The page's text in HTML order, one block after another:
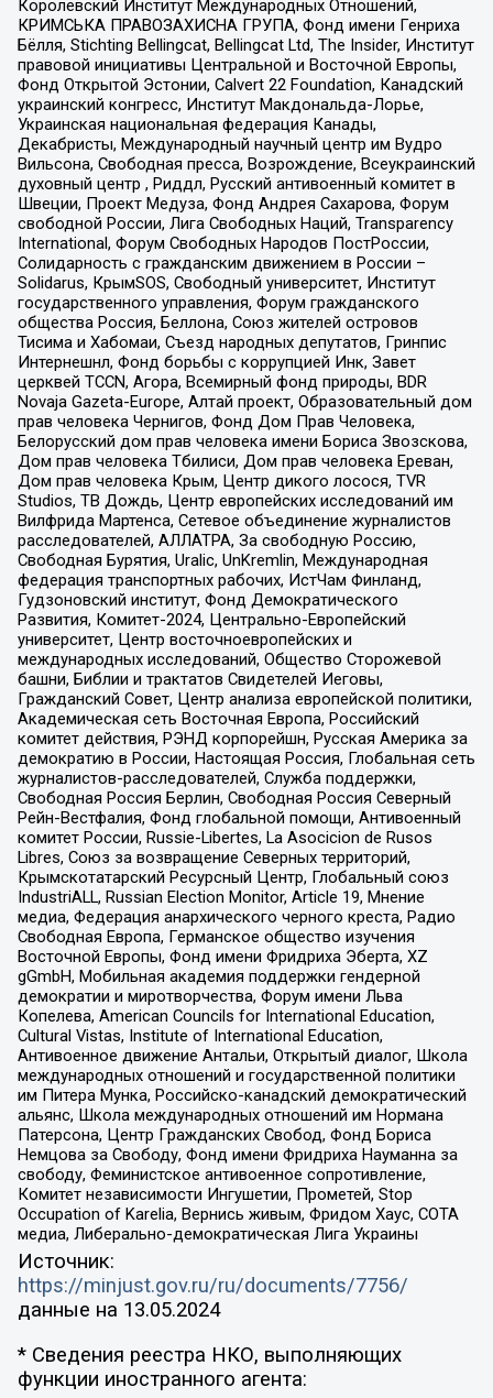
Королевский Институт Международных Отношений,
КРИМСЬКА ПРАВОЗАХИСНА ГРУПА, Фонд имени Генриха
Бёлля, Stichting Bellingcat, Bellingcat Ltd, The Insider, Институт
правовой инициативы Центральной и Восточной Европы,
Фонд Открытой Эстонии, Calvert 22 Foundation, Канадский
украинский конгресс, Институт Макдональда-Лорье,
Украинская национальная федерация Канады,
Декабристы, Международный научный центр им Вудро
Вильсона, Свободная пресса, Возрождение, Всеукраинский
духовный центр , Риддл, Русский антивоенный комитет в
Швеции, Проект Медуза, Фонд Андрея Сахарова, Форум
свободной России, Лига Свободных Наций, Transparеncy
International, Форум Свободных Народов ПостРоссии,
Солидарность с гражданским движением в России –
Solidarus, КрымSOS, Свободный университет, Институт
государственного управления, Форум гражданского
общества Россия, Беллона, Союз жителей островов
Тисима и Хабомаи, Съезд народных депутатов, Гринпис
Интернешнл, Фонд борьбы с коррупцией Инк, Завет
церквей TCCN, Агора, Всемирный фонд природы, BDR
Novaja Gazeta-Europe, Алтай проект, Образовательный дом
прав человека Чернигов, Фонд Дом Прав Человека,
Белорусский дом прав человека имени Бориса Звозскова,
Дом прав человека Тбилиси, Дом прав человека Ереван,
Дом прав человека Крым, Центр дикого лосося, TVR
Studios, ТВ Дождь, Центр европейских исследований им
Вилфрида Мартенса, Сетевое объединение журналистов
расследователей, АЛЛАТРА, За свободную Россию,
Свободная Бурятия, Uralic, UnKremlin, Международная
федерация транспортных рабочих, ИстЧам Финланд,
Гудзоновский институт, Фонд Демократического
Развития, Комитет-2024, Центрально-Европейский
университет, Центр восточноевропейских и
международных исследований, Общество Сторожевой
башни, Библии и трактатов Свидетелей Иеговы,
Гражданский Совет, Центр анализа европейской политики,
Академическая сеть Восточная Европа, Российский
комитет действия, РЭНД корпорейшн, Русская Америка за
демократию в России, Настоящая Россия, Глобальная сеть
журналистов-расследователей, Служба поддержки,
Свободная Россия Берлин, Свободная Россия Северный
Рейн-Вестфалия, Фонд глобальной помощи, Антивоенный
комитет России, Russie-Libertes, La Asocicion de Rusos
Libres, Союз за возвращение Северных территорий,
Крымскотатарский Ресурсный Центр, Глобальный союз
IndustriALL, Russian Election Monitor, Article 19, Мнение
медиа, Федерация анархического черного креста, Радио
Свободная Европа, Германское общество изучения
Восточной Европы, Фонд имени Фридриха Эберта, XZ
gGmbH, Мобильная академия поддержки гендерной
демократии и миротворчества, Форум имени Льва
Копелева, American Councils for International Education,
Cultural Vistas, Institute of International Education,
Антивоенное движение Антальи, Открытый диалог, Школа
международных отношений и государственной политики
им Питера Мунка, Российско-канадский демократический
альянс, Школа международных отношений им Нормана
Патерсона, Центр Гражданских Свобод, Фонд Бориса
Немцова за Свободу, Фонд имени Фридриха Науманна за
свободу, Феминистское антивоенное сопротивление,
Комитет независимости Ингушетии, Прометей, Stop
Occupation of Karelia, Вернись живым, Фридом Хаус, СОТА
медиа, Либерально-демократическая Лига Украины
Источник:
https://minjust.gov.ru/ru/documents/7756/
данные на 13.05.2024
* Сведения реестра НКО, выполняющих
функции иностранного агента: